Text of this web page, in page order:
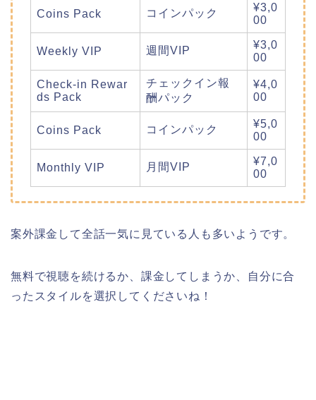
Coins Pack コインパック
¥3,0
00
Weekly VIP 週間VIP
¥3,0
00
Check-in Rewar
ds Pack
チェックイン報
酬パック
¥4,0
00
Coins Pack コインパック
¥5,0
00
Monthly VIP 月間VIP
¥7,0
00
案外課金して全話一気に見ている人も多いようです。
無料で視聴を続けるか、課金してしまうか、自分に合
ったスタイルを選択してくださいね！